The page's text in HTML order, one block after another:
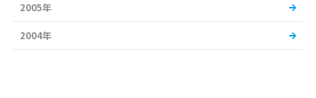
2005年
2004年